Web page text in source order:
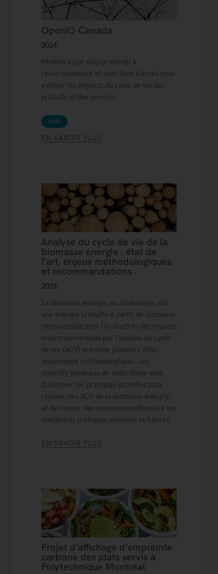
OpenIO-Canada
2024
Modèle input-output étendu à
l’environnement et outil libre d’accès pour
estimer les impacts du cycle de vie des
produits et des services.
Outil
EN SAVOIR PLUS
Analyse du cycle de vie de la
biomasse énergie : état de
l’art, enjeux méthodologiques
et recommandations
2024
La biomasse énergie, ou bioénergie, est
une énergie produite à partir de biomasse
renouvelable dont l’évaluation des impacts
environnementaux par l’analyse du cycle
de vie (ACV) présente plusieurs défis,
notamment méthodologiques. Les
objectifs généraux de cette étude sont
d’analyser les pratiques actuelles pour
réaliser des ACV de la biomasse énergie,
et de fournir des recommandations sur les
meilleures pratiques actuelles et futures.
EN SAVOIR PLUS
Projet d’affichage d’empreinte
carbone des plats servis à
Polytechnique Montréal